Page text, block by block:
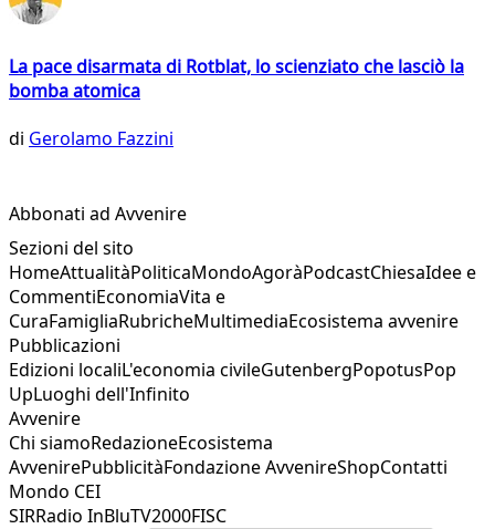
La pace disarmata di Rotblat, lo scienziato che lasciò la
bomba atomica
di Gerolamo Fazzini
Abbonati ad Avvenire
Sezioni del sito
HomeAttualitàPoliticaMondoAgoràPodcastChiesaIdee e
CommentiEconomiaVita e
CuraFamigliaRubricheMultimediaEcosistema avvenire
Pubblicazioni
Edizioni localiL'economia civileGutenbergPopotusPop
UpLuoghi dell'Infinito
Avvenire
Chi siamoRedazioneEcosistema
AvvenirePubblicitàFondazione AvvenireShopContatti
Mondo CEI
SIRRadio InBluTV2000FISC